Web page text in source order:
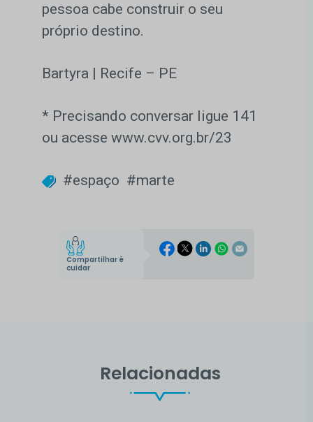
pessoa cabe construir o seu
próprio destino.
Bartyra | Recife – PE
* Precisando conversar ligue 141
ou acesse www.cvv.org.br/23
#espaço #marte
Compartilhar é
cuidar
Relacionadas